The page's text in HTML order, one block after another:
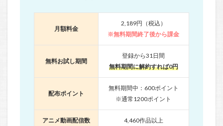
月額料金
2,189円（税込）
※無料期間終了後から課金
無料お試し期間
登録から31日間
無料期間に解約すれば0円
配布ポイント
無料期間中：600ポイント
※通常1200ポイント
アニメ動画配信数 4,460作品以上